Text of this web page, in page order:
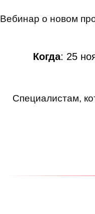
Вебинар о новом
Когда: 25
Специалистам,